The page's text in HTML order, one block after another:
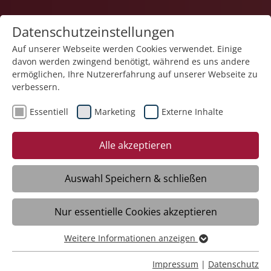
Karriere
Fachplaner Heizungs-, Lüftungs-, Kälte- und
Sanitärtechnik (HLS-K) (m/w/d)
Datenschutzeinstellungen
Auf unserer Webseite werden Cookies verwendet. Einige
davon werden zwingend benötigt, während es uns andere
ermöglichen, Ihre Nutzererfahrung auf unserer Webseite zu
verbessern.
Essentiell Marketing Externe Inhalte
Alle akzeptieren
Auswahl Speichern & schließen
Nur essentielle Cookies akzeptieren
Essentiell
Essentielle Cookies werden für grundlegende Funktionen
Weitere Informationen anzeigen
Impressum | Datenschutz